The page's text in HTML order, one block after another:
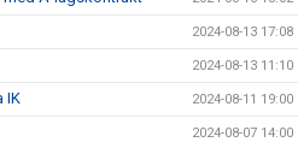
2024-08-13 17:08
2024-08-13 11:10
IK 2024-08-11 19:00
2024-08-07 14:00